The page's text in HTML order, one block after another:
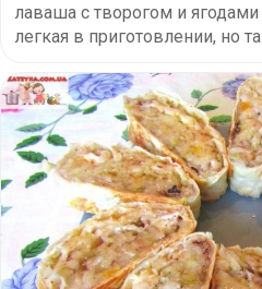
лаваша с творогом и
легкая в приготовлении, но